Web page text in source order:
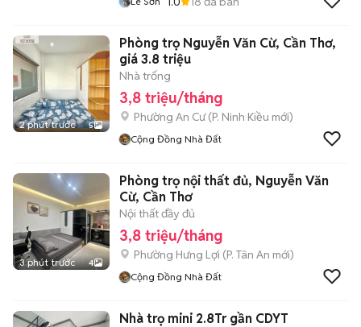
2 phút trước 5
Phòng trọ Nguyễn Văn Cừ, Cần Thơ,
giá 3.8 triệu
Nhà trống
3,8 triệu/tháng
Phường An Cư(P. Ninh Kiều mới)
Cộng Đồng Nhà Đất
3 phút trước 4
Phòng trọ nội thất đủ, Nguyễn Văn
Cừ, Cần Thơ
Nội thất đầy đủ
3,8 triệu/tháng
Phường Hưng Lợi (P. Tân An mới)
Cộng Đồng Nhà Đất
Nhà trọ mini 2.8Tr gần CDYT